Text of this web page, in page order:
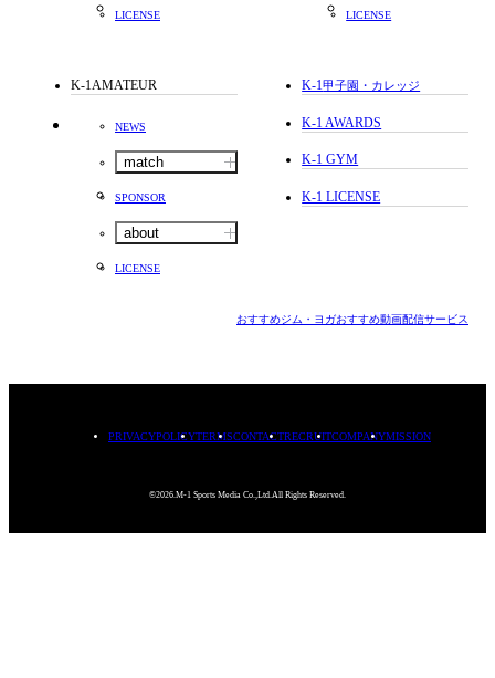
LICENSE LICENSE
K-1AMATEUR
NEWS
match
SPONSOR
about
LICENSE
K-1甲子園・カレッジ
K-1 AWARDS
K-1 GYM
K-1 LICENSE
おすすめジム・ヨガおすすめ動画配信サービス
PRIVACYPOLICYTERMSCONTACTRECRUITCOMPANYMISSION
©2026.M-1 Sports Media Co.,Ltd.All Rights Reserved.